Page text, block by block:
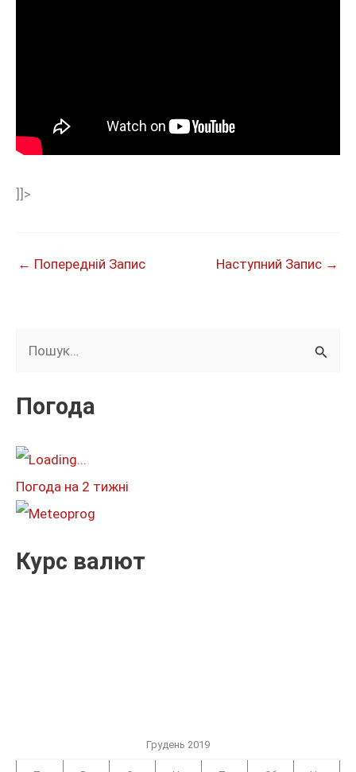
]]>
← Попередній Запис Наступний Запис →
к
т
:
Погода
Погода на 2 тижні
Курс валют
Грудень 2019